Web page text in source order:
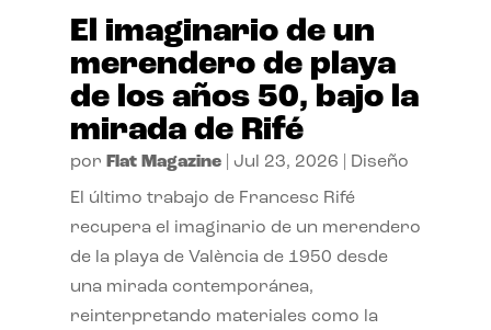
El imaginario de un
merendero de playa
de los años 50, bajo la
mirada de Rifé
por Flat Magazine| Jul 23, 2026 Diseño
El último trabajo de Francesc Rifé
recupera el imaginario de un merendero
de la playa de València de 1950 desde
una mirada contemporánea,
reinterpretando materiales como la